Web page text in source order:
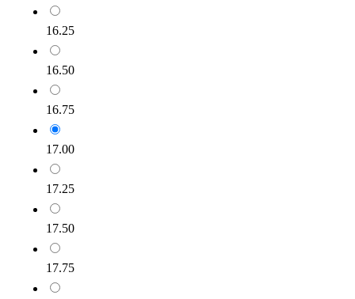
16.25
16.50
16.75
17.00
17.25
17.50
17.75